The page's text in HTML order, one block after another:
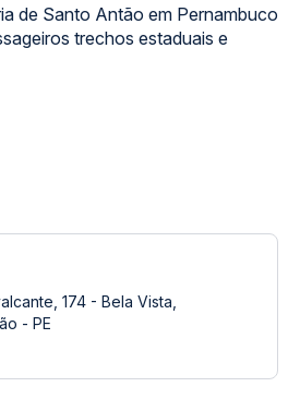
de Santo Antão em Pernambuco
trechos estaduais e
174 - Bela Vista,
- PE